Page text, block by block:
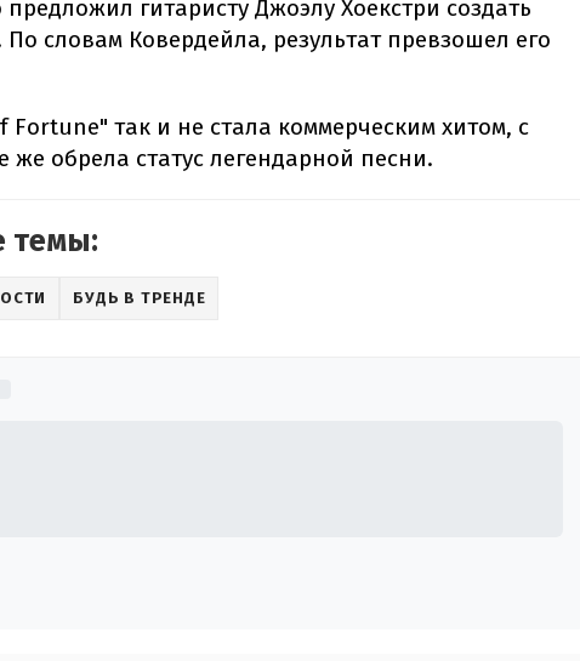
предложил гитаристу Джоэлу Хоекстри создать
словам Ковердейла, результат превзошел его
Fortune" так и не стала коммерческим хитом, с
же обрела статус легендарной песни.
темы:
БУДЬ В ТРЕНДЕ